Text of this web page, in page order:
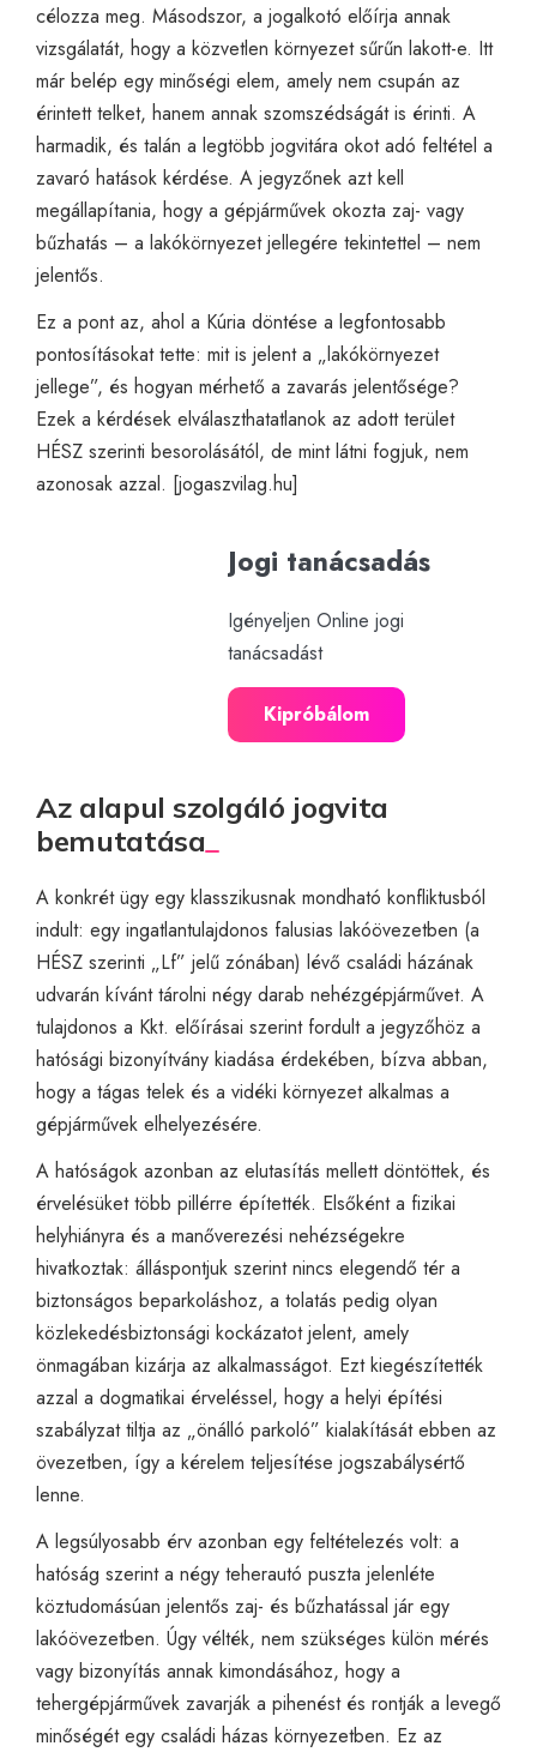
célozza meg. Másodszor, a jogalkotó előírja annak
vizsgálatát, hogy a közvetlen környezet sűrűn lakott-e. Itt
már belép egy minőségi elem, amely nem csupán az
érintett telket, hanem annak szomszédságát is érinti. A
harmadik, és talán a legtöbb jogvitára okot adó feltétel a
zavaró hatások kérdése. A jegyzőnek azt kell
megállapítania, hogy a gépjárművek okozta zaj- vagy
bűzhatás – a lakókörnyezet jellegére tekintettel – nem
jelentős.
Ez a pont az, ahol a Kúria döntése a legfontosabb
pontosításokat tette: mit is jelent a „lakókörnyezet
jellege”, és hogyan mérhető a zavarás jelentősége?
Ezek a kérdések elválaszthatatlanok az adott terület
HÉSZ szerinti besorolásától, de mint látni fogjuk, nem
azonosak azzal. [jogaszvilag.hu]
Jogi tanácsadás
Igényeljen Online jogi
tanácsadást
Kipróbálom
Az alapul szolgáló jogvita
bemutatása
A konkrét ügy egy klasszikusnak mondható konfliktusból
indult: egy ingatlantulajdonos falusias lakóövezetben (a
HÉSZ szerinti „Lf” jelű zónában) lévő családi házának
udvarán kívánt tárolni négy darab nehézgépjárművet. A
tulajdonos a Kkt. előírásai szerint fordult a jegyzőhöz a
hatósági bizonyítvány kiadása érdekében, bízva abban,
hogy a tágas telek és a vidéki környezet alkalmas a
gépjárművek elhelyezésére.
A hatóságok azonban az elutasítás mellett döntöttek, és
érvelésüket több pillérre építették. Elsőként a fizikai
helyhiányra és a manőverezési nehézségekre
hivatkoztak: álláspontjuk szerint nincs elegendő tér a
biztonságos beparkoláshoz, a tolatás pedig olyan
közlekedésbiztonsági kockázatot jelent, amely
önmagában kizárja az alkalmasságot. Ezt kiegészítették
azzal a dogmatikai érveléssel, hogy a helyi építési
szabályzat tiltja az „önálló parkoló” kialakítását ebben az
övezetben, így a kérelem teljesítése jogszabálysértő
lenne.
A legsúlyosabb érv azonban egy feltételezés volt: a
hatóság szerint a négy teherautó puszta jelenléte
köztudomásúan jelentős zaj- és bűzhatással jár egy
lakóövezetben. Úgy vélték, nem szükséges külön mérés
vagy bizonyítás annak kimondásához, hogy a
tehergépjárművek zavarják a pihenést és rontják a levegő
minőségét egy családi házas környezetben. Ez az